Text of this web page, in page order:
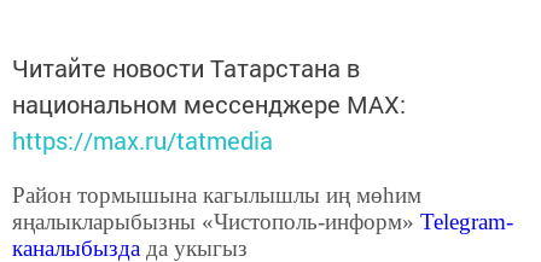
Читайте новости Татарстана в
национальном мессенджере MАХ:
https://max.ru/tatmedia
Район тормышына кагылышлы иң мөһим
яңалыкларыбызны «Чистополь-информ» Telegram-
каналыбызда да укыгыз